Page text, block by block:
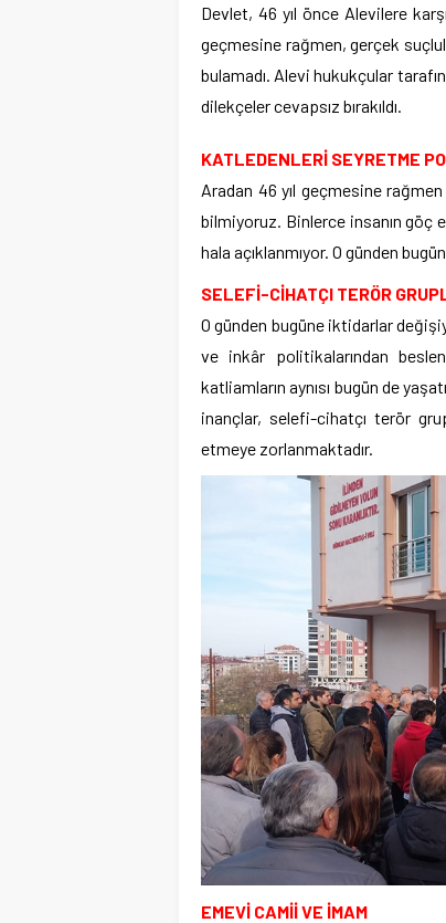
Devlet, 46 yıl önce Alevilere
geçmesine rağmen, gerçek
bulamadı. Alevi hukukçular
dilekçeler cevapsız bırakıldı.
KATLEDENLERİ SEYRETME
Aradan 46 yıl geçmesine
bilmiyoruz. Binlerce insanın göç
hala açıklanmıyor. O günden
SELEFİ-CİHATÇI TERÖR
O günden bugüne iktidarlar
ve inkâr politikalarından
katliamların aynısı bugün de
inançlar, selefi-cihatçı terör
etmeye zorlanmaktadır.
EMEVİ CAMİİ VE İMAM